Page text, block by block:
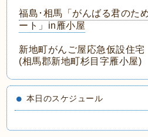
福島･相馬「がんばる君のた
ート」in雁小屋
新地町がんご屋応急仮設住宅
(相馬郡新地町杉目字雁小屋)
本日のスケジュール